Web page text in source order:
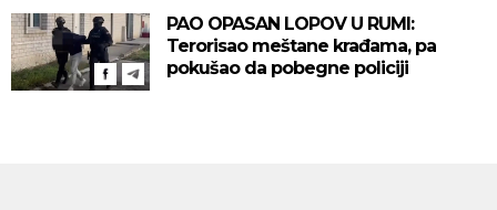
PAO OPASAN LOPOV U RUMI:
Terorisao meštane krađama, pa
pokušao da pobegne policiji